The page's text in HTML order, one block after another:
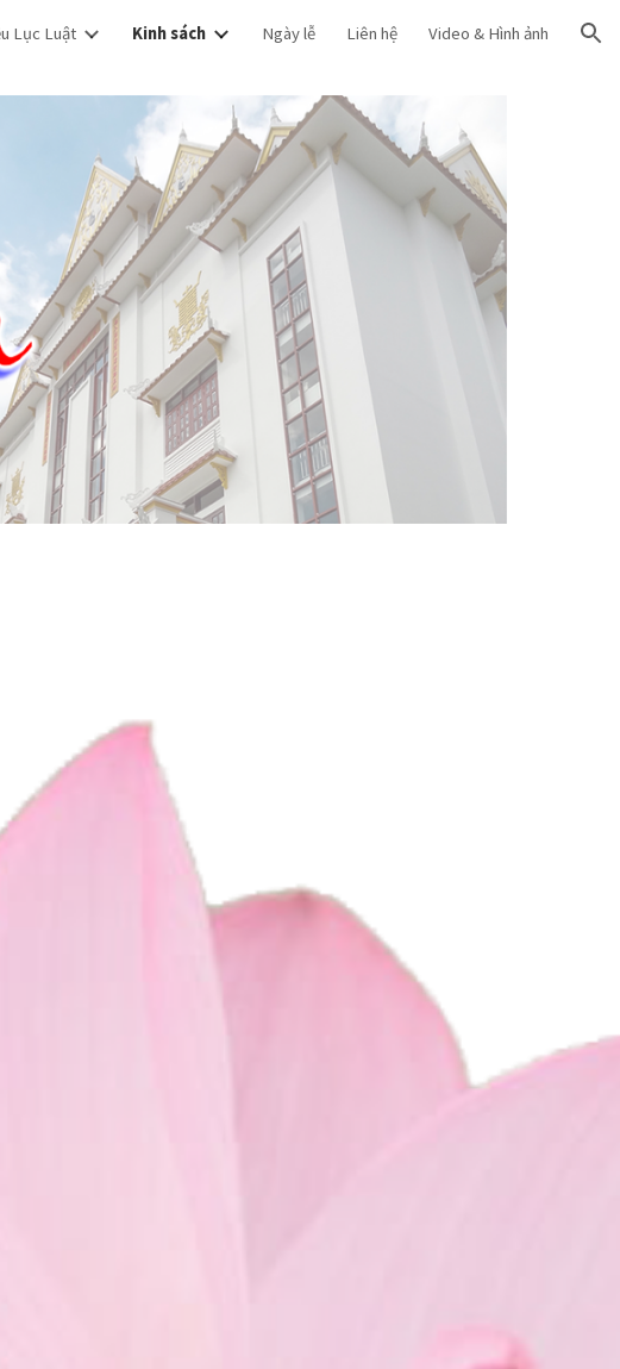
navigation
Lục Luật Kinh sách Ngày lễ Liên hệ Video & Hình ảnh